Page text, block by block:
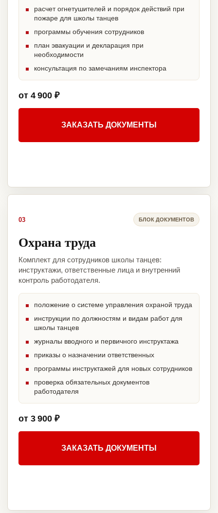
расчет огнетушителей и порядок действий при
пожаре для школы танцев
программы обучения сотрудников
план эвакуации и декларация при
необходимости
консультация по замечаниям инспектора
от 4 900 ₽
ЗАКАЗАТЬ ДОКУМЕНТЫ
03 БЛОК ДОКУМЕНТОВ
Охрана труда
Комплект для сотрудников школы танцев:
инструктажи, ответственные лица и внутренний
контроль работодателя.
положение о системе управления охраной труда
инструкции по должностям и видам работ для
школы танцев
журналы вводного и первичного инструктажа
приказы о назначении ответственных
программы инструктажей для новых сотрудников
проверка обязательных документов
работодателя
от 3 900 ₽
ЗАКАЗАТЬ ДОКУМЕНТЫ